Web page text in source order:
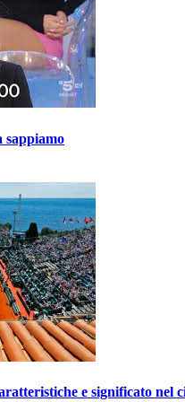
sappiamo
e significato nel